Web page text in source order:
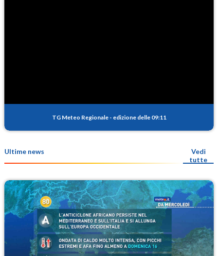
TG Meteo Regionale - edizione delle 09:11
Ultime news
Vedi
tutte